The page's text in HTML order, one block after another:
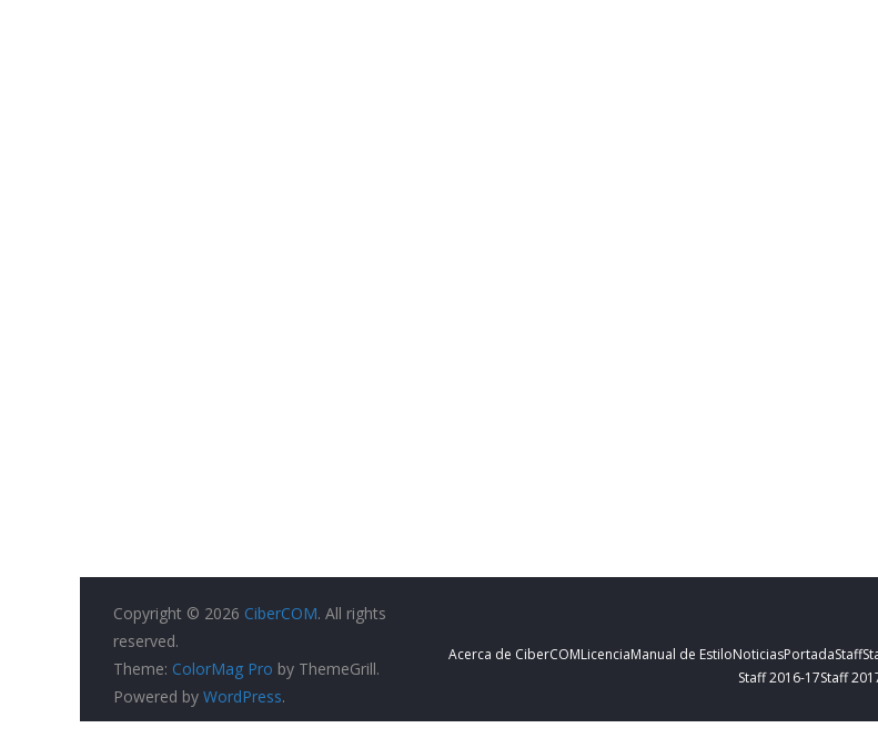
Acerca de CiberCOMLicenciaManual de EstiloNoticiasPortadaStaff
Staff 2016-17Staff
Copyright © 2026 CiberCOM. All rights
reserved.
Theme: ColorMag Pro by ThemeGrill.
Powered by WordPress.